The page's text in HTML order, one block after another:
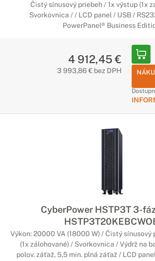
Čistý sínusový priebeh / 1x výstup (1x
Svorkovnica / / LCD panel / USB /
PowerPanel® Business
4 912,45 €
3 993,86 € bez DPH
CyberPower HSTP3T 3-
Výkon: 20000 VA (18000 W) / Čistý sínusový
(1x zálohované) / Svorkovnica / Výdrž na
polov. záťaž, 5,5 min. plná záťaž / LCD